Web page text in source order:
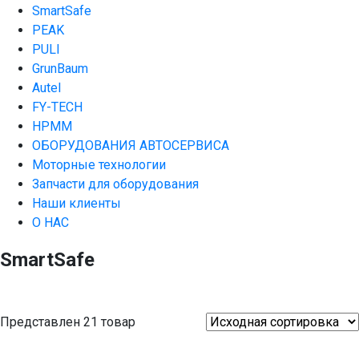
SmartSafe
PEAK
PULI
GrunBaum
Autel
FY-TECH
HPMM
ОБОРУДОВАНИЯ АВТОСЕРВИСА
Моторные технологии
Запчасти для оборудования
Наши клиенты
О НАС
SmartSafe
Представлен 21 товар